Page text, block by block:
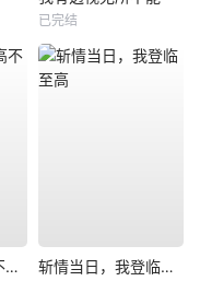
已完结
重启人生后我高不可攀 斩情当日，我登临至高